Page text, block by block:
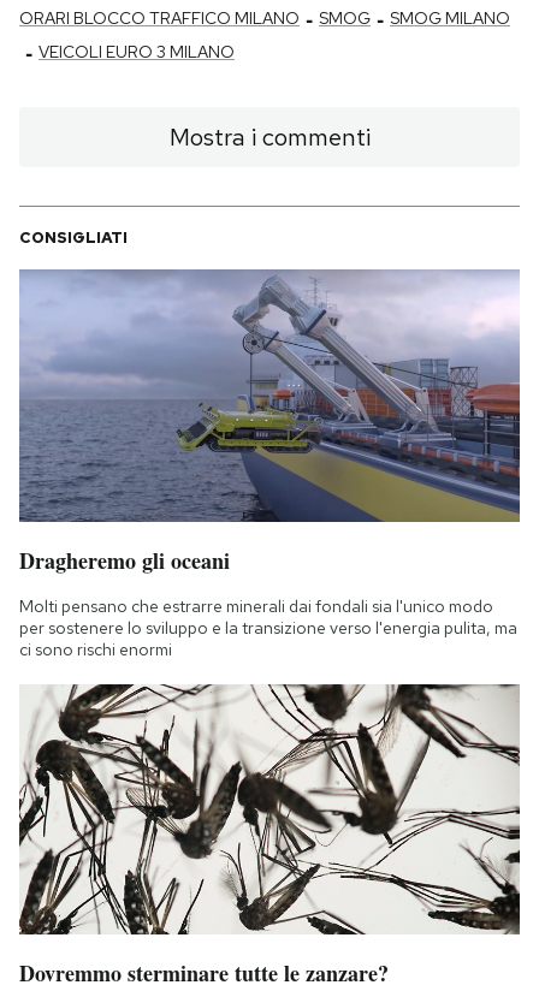
ORARI BLOCCO TRAFFICO MILANO - SMOG - SMOG MILANO
- VEICOLI EURO 3 MILANO
Mostra i commenti
CONSIGLIATI
Dragheremo gli oceani
Molti pensano che estrarre minerali dai fondali sia l'unico modo
per sostenere lo sviluppo e la transizione verso l'energia pulita, ma
ci sono rischi enormi
Dovremmo sterminare tutte le zanzare?